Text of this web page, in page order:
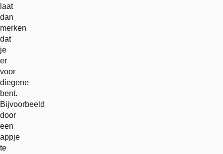
laat
dan
merken
dat
je
er
voor
diegene
bent.
Bijvoorbeeld
door
een
appje
te